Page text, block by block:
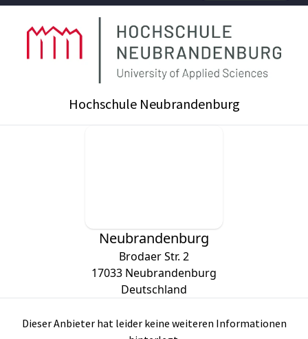
Hochschule Neubrandenburg
Neubrandenburg
Brodaer Str. 2
17033 Neubrandenburg
Deutschland
Dieser Anbieter hat leider keine weiteren Informationen